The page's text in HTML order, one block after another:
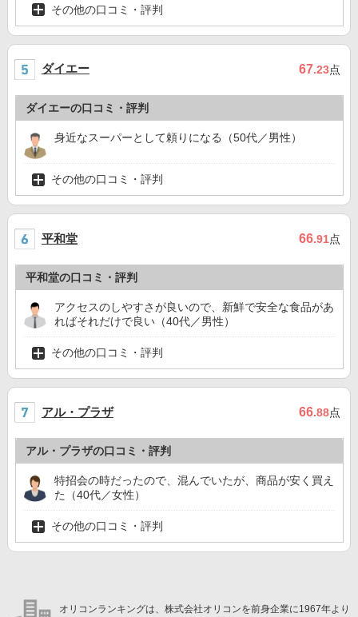
その他の口コミ・評判
ダイエー 67.23点
ダイエーの口コミ・評判
身近なスーパーとして頼りになる（50代／男性）
その他の口コミ・評判
平和堂 66.91点
平和堂の口コミ・評判
アクセスのしやすさが良いので、新鮮で安全な食品があ
ればそれだけで良い（40代／男性）
その他の口コミ・評判
アル・プラザ 66.88点
アル・プラザの口コミ・評判
特招会の時だったので、混んでいたが、商品が安く買え
た（40代／女性）
その他の口コミ・評判
オリコンランキングは、株式会社オリコンを前身企業に1967年より